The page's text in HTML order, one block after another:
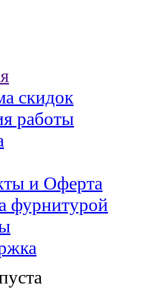
скидок
работы
и Оферта
фурнитурой